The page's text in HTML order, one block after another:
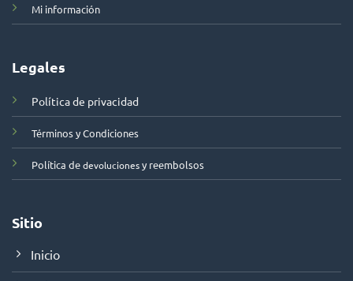
Mi información
Legales
Política de privacidad
Términos y Condiciones
Política dedevolucionesy reembolsos
Sitio
Inicio